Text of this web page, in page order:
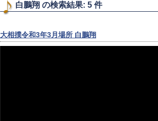
白鵬翔 の検索結果: 5 件
大相撲令和3年3月場所 白鵬翔